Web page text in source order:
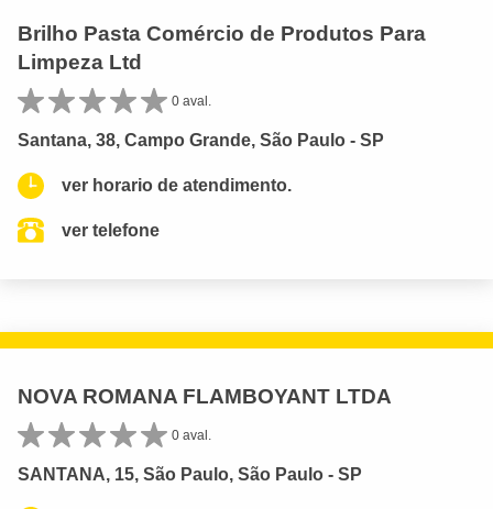
Brilho Pasta Comércio de Produtos Para
Limpeza Ltd
0 aval.
Santana, 38, Campo Grande, São Paulo - SP
ver horario de atendimento.
ver telefone
NOVA ROMANA FLAMBOYANT LTDA
0 aval.
SANTANA, 15, São Paulo, São Paulo - SP